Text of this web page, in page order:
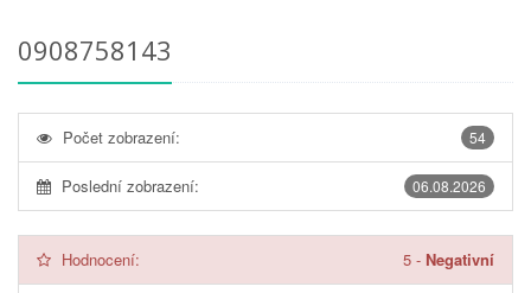
0908758143
54
Počet zobrazení:
06.08.2026
Poslední zobrazení:
Hodnocení: 5 - Negativní